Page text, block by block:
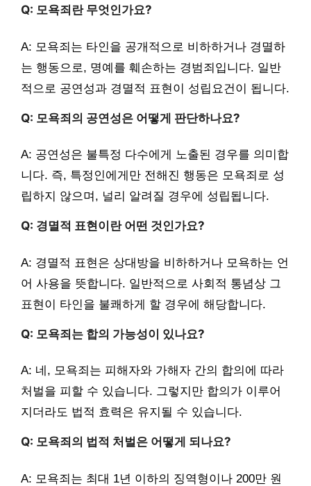
Q: 모욕죄란 무엇인가요?
A: 모욕죄는 타인을 공개적으로 비하하거나 경멸하
는 행동으로, 명예를 훼손하는 경범죄입니다. 일반
적으로 공연성과 경멸적 표현이 성립요건이 됩니다.
Q: 모욕죄의 공연성은 어떻게 판단하나요?
A: 공연성은 불특정 다수에게 노출된 경우를 의미합
니다. 즉, 특정인에게만 전해진 행동은 모욕죄로 성
립하지 않으며, 널리 알려질 경우에 성립됩니다.
Q: 경멸적 표현이란 어떤 것인가요?
A: 경멸적 표현은 상대방을 비하하거나 모욕하는 언
어 사용을 뜻합니다. 일반적으로 사회적 통념상 그
표현이 타인을 불쾌하게 할 경우에 해당합니다.
Q: 모욕죄는 합의 가능성이 있나요?
A: 네, 모욕죄는 피해자와 가해자 간의 합의에 따라
처벌을 피할 수 있습니다. 그렇지만 합의가 이루어
지더라도 법적 효력은 유지될 수 있습니다.
Q: 모욕죄의 법적 처벌은 어떻게 되나요?
A: 모욕죄는 최대 1년 이하의 징역형이나 200만 원